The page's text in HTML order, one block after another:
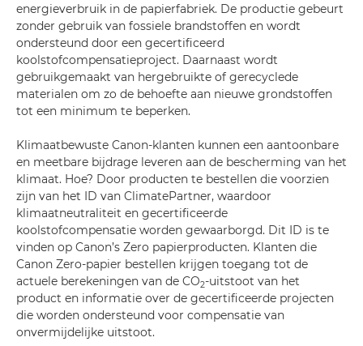
energieverbruik in de papierfabriek. De productie gebeurt
zonder gebruik van fossiele brandstoffen en wordt
ondersteund door een gecertificeerd
koolstofcompensatieproject. Daarnaast wordt
gebruikgemaakt van hergebruikte of gerecyclede
materialen om zo de behoefte aan nieuwe grondstoffen
tot een minimum te beperken.
Klimaatbewuste Canon-klanten kunnen een aantoonbare
en meetbare bijdrage leveren aan de bescherming van het
klimaat. Hoe? Door producten te bestellen die voorzien
zijn van het ID van ClimatePartner, waardoor
klimaatneutraliteit en gecertificeerde
koolstofcompensatie worden gewaarborgd. Dit ID is te
vinden op Canon’s Zero papierproducten. Klanten die
Canon Zero-papier bestellen krijgen toegang tot de
actuele berekeningen van de CO2-uitstoot van het
product en informatie over de gecertificeerde projecten
die worden ondersteund voor compensatie van
onvermijdelijke uitstoot.